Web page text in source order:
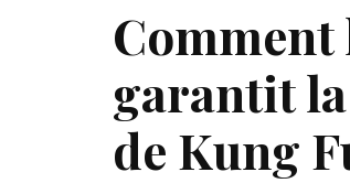
Comment
garantit
de Kung